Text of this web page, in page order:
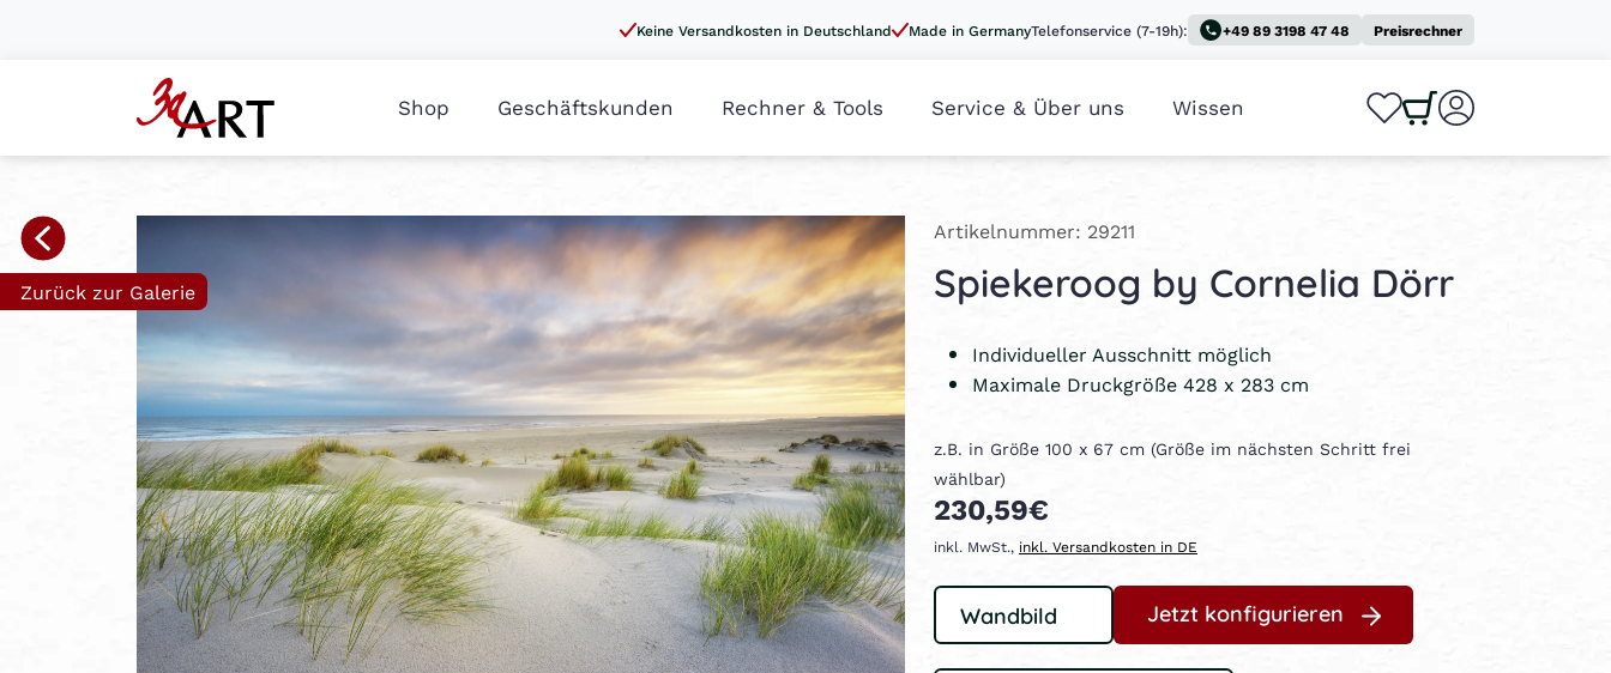
Keine Versandkosten in Deutschland Made in GermanyTelefonservice (7-19h): +49 89 3198 47 48 Preisrechner
Shop Geschäftskunden Rechner & Tools Service & Über uns Wissen 0
Zurück zur Galerie
Artikelnummer: 29211
Spiekeroog by Cornelia Dörr
Individueller Ausschnitt möglich
Maximale Druckgröße 428 x 283 cm
z.B. in Größe 100 x 67 cm (Größe im nächsten Schritt frei
wählbar)
230,59€
inkl. MwSt., inkl. Versandkosten in DE
Jetzt konfigurieren